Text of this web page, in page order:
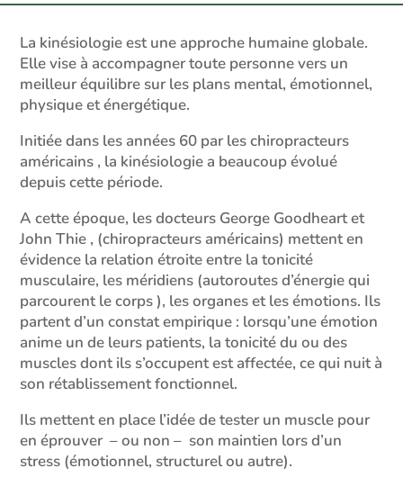
La kinésiologie est une approche humaine globale.
Elle vise à accompagner toute personne vers un
meilleur équilibre sur les plans mental, émotionnel,
physique et énergétique.
Initiée dans les années 60 par les chiropracteurs
américains , la kinésiologie a beaucoup évolué
depuis cette période.
A cette époque, les docteurs George Goodheart et
John Thie , (chiropracteurs américains) mettent en
évidence la relation étroite entre la tonicité
musculaire, les méridiens (autoroutes d’énergie qui
parcourent le corps ), les organes et les émotions. Ils
partent d’un constat empirique : lorsqu’une émotion
anime un de leurs patients, la tonicité du ou des
muscles dont ils s’occupent est affectée, ce qui nuit à
son rétablissement fonctionnel.
Ils mettent en place l’idée de tester un muscle pour
en éprouver – ou non – son maintien lors d’un
stress (émotionnel, structurel ou autre).